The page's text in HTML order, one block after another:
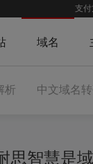
支
域名
析 中文域名
思智慧